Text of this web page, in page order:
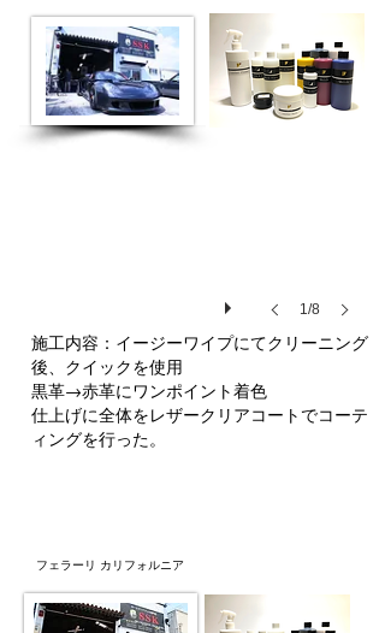
施工内容：イージーワイプにてクリーニング
後、クイックを使用
黒革→赤革にワンポイント着色
仕上げに全体をレザークリアコートでコーテ
ィングを行った。
333
1/8
フェラーリ カリフォルニア